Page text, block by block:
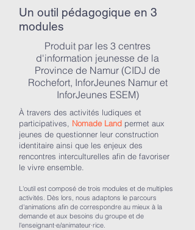
Un outil pédagogique en 3
modules
Produit par les 3 centres
d'information jeunesse de la
Province de Namur (CIDJ de
Rochefort, InforJeunes Namur et
InforJeunes ESEM)
À travers des activités ludiques et
participatives, Nomade Land permet aux
jeunes de questionner leur construction
identitaire ainsi que les enjeux des
rencontres interculturelles afin de favoriser
le vivre ensemble.
L'outil est composé de trois modules et de multiples
activités. Dès lors, nous adaptons le parcours
d'animations afin de correspondre au mieux à la
demande et aux besoins du groupe et de
l'enseignant·e/animateur·rice.